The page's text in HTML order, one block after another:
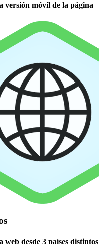
versión móvil de la página
web desde 3 países distintos